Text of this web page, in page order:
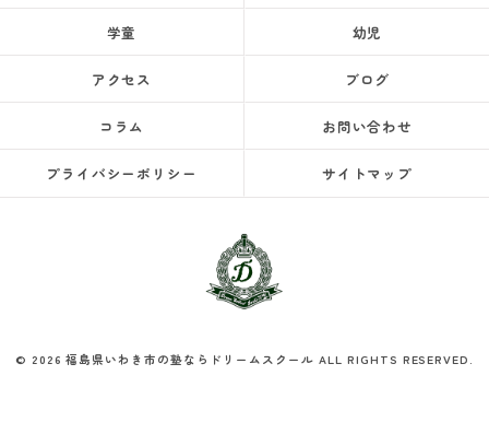
学童 幼児
アクセス ブログ
コラム お問い合わせ
プライバシーポリシー サイトマップ
© 2026 福島県いわき市の塾ならドリームスクール ALL RIGHTS RESERVED.